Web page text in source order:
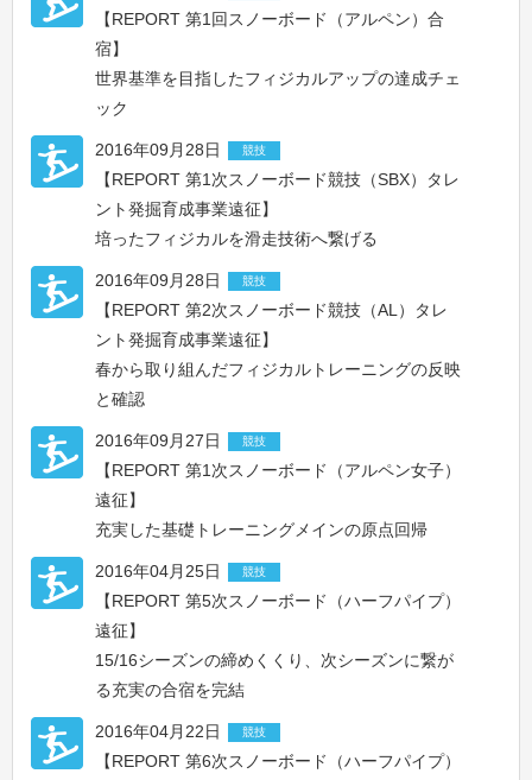
【REPORT 第1回スノーボード（アルペン）合
宿】
世界基準を目指したフィジカルアップの達成チェ
ック
2016年09月28日 競技
【REPORT 第1次スノーボード競技（SBX）タレ
ント発掘育成事業遠征】
培ったフィジカルを滑走技術へ繋げる
2016年09月28日 競技
【REPORT 第2次スノーボード競技（AL）タレ
ント発掘育成事業遠征】
春から取り組んだフィジカルトレーニングの反映
と確認
2016年09月27日 競技
【REPORT 第1次スノーボード（アルペン女子）
遠征】
充実した基礎トレーニングメインの原点回帰
2016年04月25日 競技
【REPORT 第5次スノーボード（ハーフパイプ）
遠征】
15/16シーズンの締めくくり、次シーズンに繋が
る充実の合宿を完結
2016年04月22日 競技
【REPORT 第6次スノーボード（ハーフパイプ）